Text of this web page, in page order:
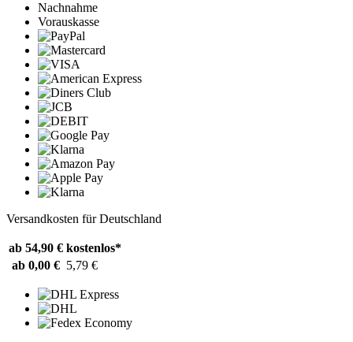
Nachnahme
Vorauskasse
Versandkosten für Deutschland
ab 54,90 € kostenlos*
ab 0,00 € 5,79 €